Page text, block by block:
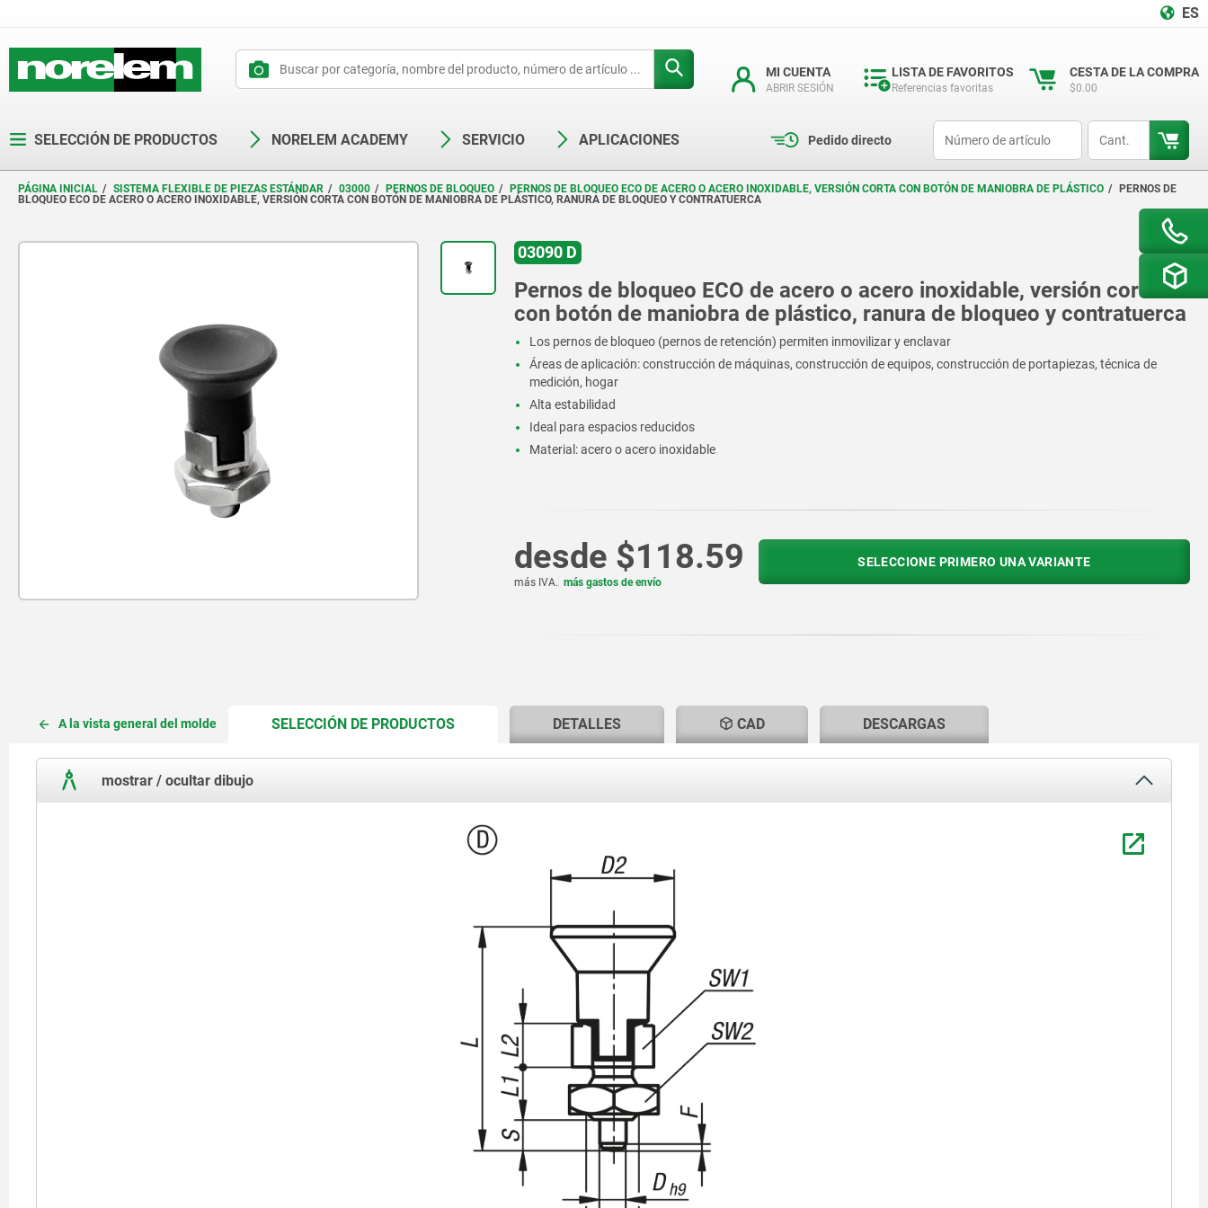
ES
MI CUENTA
ABRIR SESIÓN
LISTA DE FAVORITOS
Referencias favoritas
CESTA DE LA COMPRA
$0.00
SELECCIÓN DE PRODUCTOS NORELEM ACADEMY SERVICIO APLICACIONES Pedido directo
PÁGINA INICIAL SISTEMA FLEXIBLE DE PIEZAS ESTÁNDAR 03000 PERNOS DE BLOQUEO PERNOS DE BLOQUEO ECO DE ACERO O ACERO INOXIDABLE, VERSIÓN CORTA CON BOTÓN DE MANIOBRA DE PLÁSTICO
PERNOS DE
BLOQUEO ECO DE ACERO O ACERO INOXIDABLE, VERSIÓN CORTA CON BOTÓN DE MANIOBRA DE PLÁSTICO, RANURA DE BLOQUEO Y CONTRATUERCA
03090 D
Pernos de bloqueo ECO de acero o acero inoxidable, versión corta
con botón de maniobra de plástico, ranura de bloqueo y contratuerca
Los pernos de bloqueo (pernos de retención) permiten inmovilizar y enclavar
Áreas de aplicación: construcción de máquinas, construcción de equipos, construcción de portapiezas, técnica de
medición, hogar
Alta estabilidad
Ideal para espacios reducidos
Material: acero o acero inoxidable
desde $118.59
más IVA. más gastos de envío
SELECCIONE PRIMERO UNA VARIANTE
A la vista general del molde SELECCIÓN DE PRODUCTOSCURRENT
CURRENT
DETALLES CAD DESCARGAS
mostrar / ocultar dibujo